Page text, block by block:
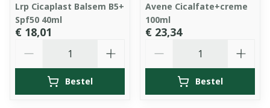
Lrp Cicaplast Balsem B5+
Spf50 40ml
€ 18,01
Bestel
Avene Cicalfate+creme
100ml
€ 23,34
Bestel